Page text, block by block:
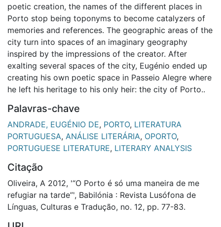
poetic creation, the names of the different places in
Porto stop being toponyms to become catalyzers of
memories and references. The geographic areas of the
city turn into spaces of an imaginary geography
inspired by the impressions of the creator. After
exalting several spaces of the city, Eugénio ended up
creating his own poetic space in Passeio Alegre where
he left his heritage to his only heir: the city of Porto..
Palavras-chave
ANDRADE, EUGÉNIO DE, PORTO, LITERATURA
PORTUGUESA, ANÁLISE LITERÁRIA, OPORTO,
PORTUGUESE LITERATURE, LITERARY ANALYSIS
Citação
Oliveira, A 2012, '“O Porto é só uma maneira de me
refugiar na tarde”', Babilónia : Revista Lusófona de
Línguas, Culturas e Tradução, no. 12, pp. 77-83.